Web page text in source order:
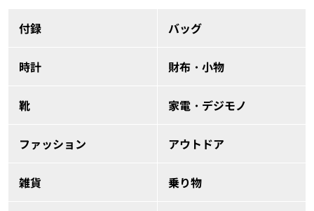
付録 バッグ
時計 財布・小物
靴 家電・デジモノ
ファッション アウトドア
雑貨 乗り物